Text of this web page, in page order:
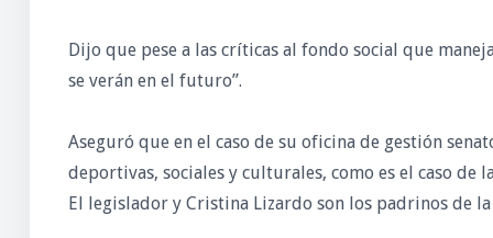
Dijo que pese a las críticas al fondo social que
se verán en el futuro”.
Aseguró que en el caso de su oficina de gestión
deportivas, sociales y culturales, como es el caso de
El legislador y Cristina Lizardo son los padrinos de la